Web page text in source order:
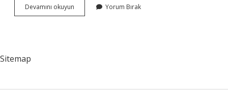
Devamını okuyun
Demek
Yorum Bırak
Sitemap